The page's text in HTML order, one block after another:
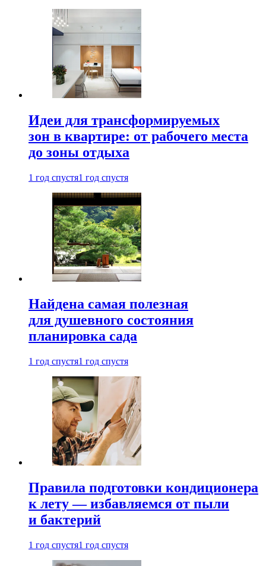
Идеи для трансформируемых
зон в квартире: от рабочего места
до зоны отдыха
1 год спустя1 год спустя
Найдена самая полезная
для душевного состояния
планировка сада
1 год спустя1 год спустя
Правила подготовки кондиционера
к лету — избавляемся от пыли
и бактерий
1 год спустя1 год спустя